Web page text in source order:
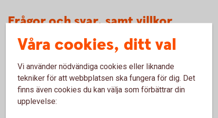
Frågor och svar, samt villkor
Villkor
Försäkringar och tjänster
Mer information om Mastercard Platinum
Våra cookies, ditt val
Vi använder nödvändiga cookies eller liknande
tekniker för att webbplatsen ska fungera för dig. Det
finns även cookies du kan välja som förbättrar din
upplevelse: